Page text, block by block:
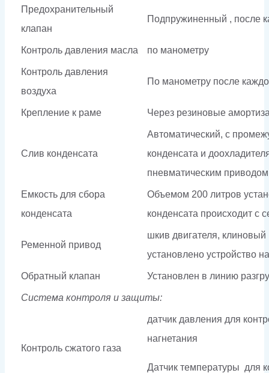
Предохранительный
клапан
Подпружиненный , после
Контроль давления масла по манометру
Контроль давления
воздуха
По манометру после
Крепление к раме Через резиновые
Слив конденсата
Автоматический, с
конденсата и
пневматическим приводом
Емкость для сбора
конденсата
Объемом 200 литров
конденсата происходит с
Ременной привод
шкив двигателя,
установлено устройство
Обратный клапан Установлен в линию
Система контроля и защиты:
Контроль сжатого газа
датчик давления для
нагнетания
Датчик температуры для